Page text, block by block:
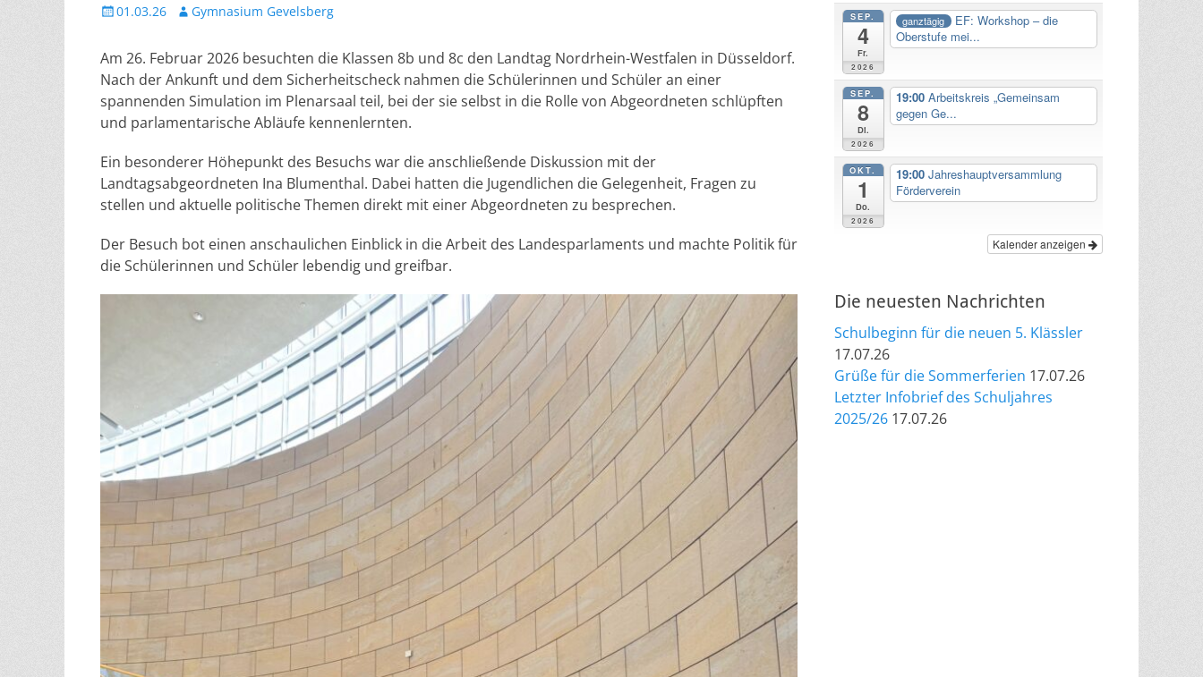
Veröffentlicht
01.03.26 AutorGymnasium Gevelsberg
Am 26. Februar 2026 besuchten die Klassen 8b und 8c den Landtag Nordrhein-Westfalen in Düsseldorf.
Nach der Ankunft und dem Sicherheitscheck nahmen die Schülerinnen und Schüler an einer
spannenden Simulation im Plenarsaal teil, bei der sie selbst in die Rolle von Abgeordneten schlüpften
und parlamentarische Abläufe kennenlernten.
Ein besonderer Höhepunkt des Besuchs war die anschließende Diskussion mit der
Landtagsabgeordneten Ina Blumenthal. Dabei hatten die Jugendlichen die Gelegenheit, Fragen zu
stellen und aktuelle politische Themen direkt mit einer Abgeordneten zu besprechen.
Der Besuch bot einen anschaulichen Einblick in die Arbeit des Landesparlaments und machte Politik für
die Schülerinnen und Schüler lebendig und greifbar.
SEP.
4
Fr.
2026
ganztägig
EF: Workshop – die
Oberstufe mei...
SEP.
8
Di.
2026
19:00 Arbeitskreis „Gemeinsam
gegen Ge...
OKT.
1
Do.
2026
19:00 Jahreshauptversammlung
Förderverein
Kalender anzeigen
Die neuesten Nachrichten
Schulbeginn für die neuen 5. Klässler
17.07.26
Grüße für die Sommerferien 17.07.26
Letzter Infobrief des Schuljahres
2025/26 17.07.26